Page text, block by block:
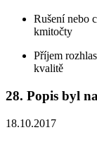
Rušení nebo
kmitočty
Příjem
kvalitě
28. Popis byl
18.10.2017